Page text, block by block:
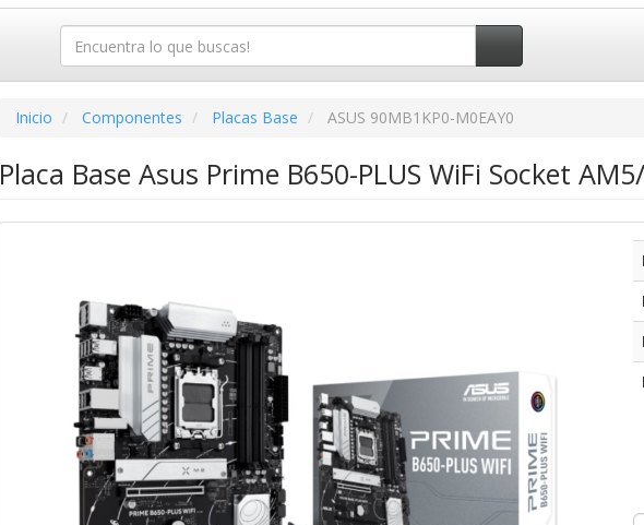
Inicio Componentes Placas Base ASUS 90MB1KP0-M0EAY0
Placa Base Asus Prime B650-PLUS WiFi Socket